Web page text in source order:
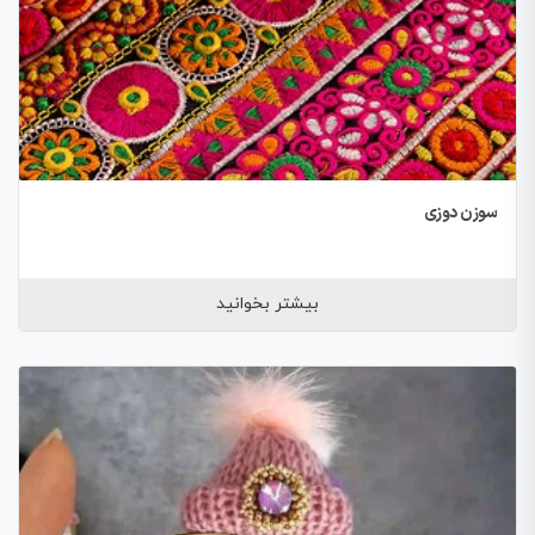
سوزن دوزی
بیشتر بخوانید